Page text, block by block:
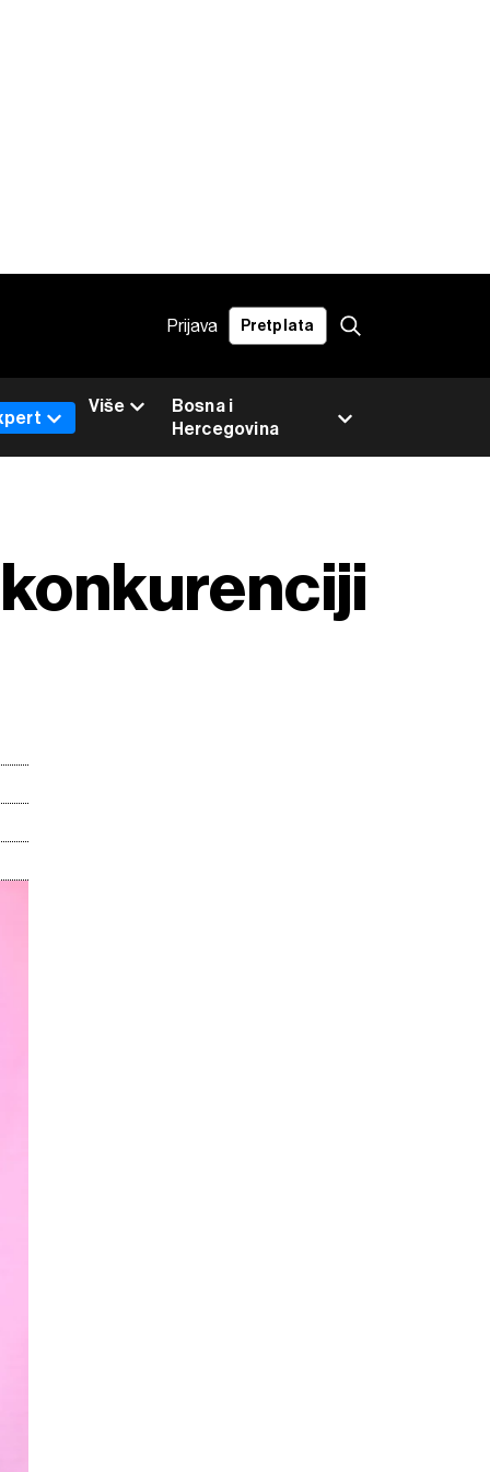
Prijava Pretplata
Bosna i
Hercegovina
Više